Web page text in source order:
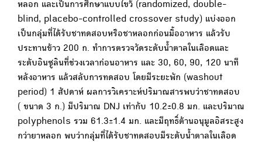
หลอก และเป็นการศึกษาแบบไขว้ (randomized, double-
blind, placebo-controlled crossover study) แบ่งออก
เป็นกลุ่มที่ได้รับชาทดสอบหรือชาหลอกก่อนมื้ออาหาร แล้วรับ
ประทานข้าว 200 ก. ทำการตรวจวัดระดับน้ำตาลในเลือดและ
ระดับอินซูลินที่ช่วงเวลาก่อนอาหาร และ 30, 60, 90, 120 นาที
หลังอาหาร แล้วสลับการทดสอบ โดยมีระยะพัก (washout
period) 1 สัปดาห์ ผลการวิเคราะห์ปริมาณสารพบว่าชาทดสอบ
( ขนาด 3 ก.) มีปริมาณ DNJ เท่ากับ 10.2±0.8 มก. และปริมาณ
polyphenols รวม 61.3±1.4 มก. และมีฤทธิ์ต้านอนุมูลอิสระสูง
กว่ายาหลอก พบว่ากลุ่มที่ได้รับชาทดสอบมีระดับน้ำตาลในเลือด